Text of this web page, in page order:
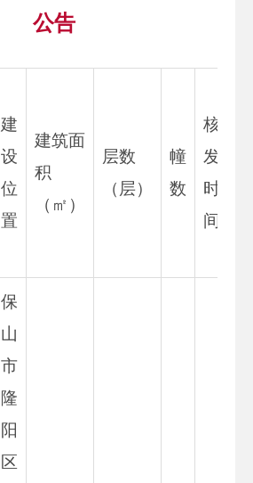
公告
建
设
位
置
建筑面
积
（㎡）
层数
（层）
幢
数
核
发
时
间
保
山
市
隆
阳
区